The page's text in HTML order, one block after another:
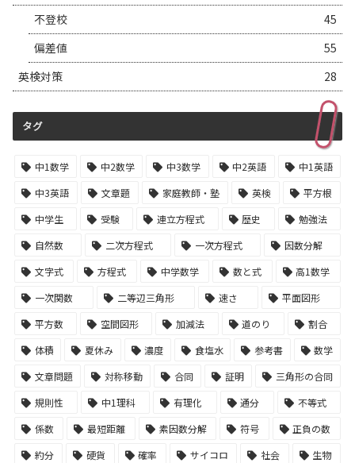
不登校
45
偏差値
55
英検対策
28
タグ
中1数学 中2数学 中3数学 中2英語
中1英語
中3英語
文章題 家庭教師・塾 英検
平方根
中学生
受験 連立方程式 歴史
勉強法
自然数
二次方程式 一次方程式
因数分解
文字式
方程式 中学数学 数と式
高1数学
一次関数
二等辺三角形 速さ
平面図形
平方数
空間図形 加減法 道のり
割合
体積
夏休み 濃度 食塩水 参考書
数学
文章問題
対称移動 合同 証明
三角形の合同
規則性
中1理科 有理化 通分
不等式
係数
最短距離 素因数分解 符号
正負の数
約分
硬貨 確率 サイコロ 社会 生物